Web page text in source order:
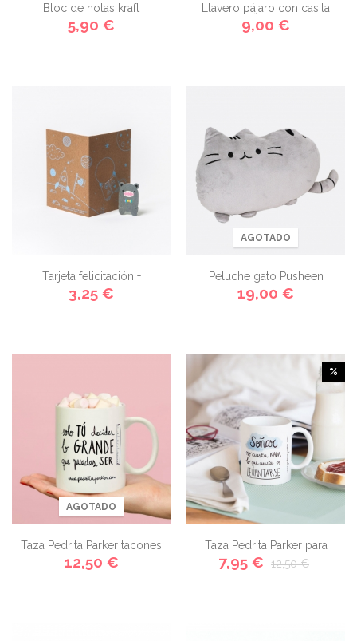
Bloc de notas kraft
marcapáginas
5,90 €
Llavero pájaro con casita
9,00 €
Tarjeta felicitación +
marcapáginas
3,25 €
AGOTADO
Peluche gato Pusheen
19,00 €
AGOTADO
Taza Pedrita Parker tacones
12,50 €
%
Taza Pedrita Parker para
dormilones
7,95 € 12,50 €